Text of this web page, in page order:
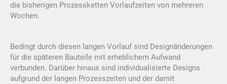
die bisherigen Prozessketten Vorlaufzeiten von mehreren
Wochen.
Bedingt durch diesen langen Vorlauf sind Designänderungen
für die späteren Bauteile mit erheblichem Aufwand
verbunden. Darüber hinaus sind individualisierte Designs
aufgrund der langen Prozesszeiten und der damit